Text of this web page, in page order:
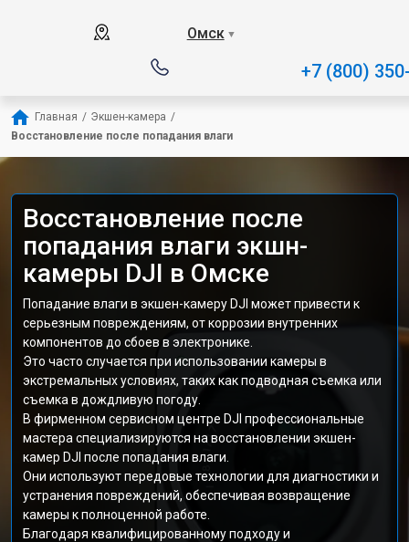
Омск ▼
+7 (800)
Главная / Экшен-камера /
Восстановление после попадания влаги
Восстановление после
попадания влаги экшн-
камеры DJI в Омске
Попадание влаги в экшен-камеру DJI может привести к
серьезным повреждениям, от коррозии внутренних
компонентов до сбоев в электронике.
Это часто случается при использовании камеры в
экстремальных условиях, таких как подводная съемка или
съемка в дождливую погоду.
В фирменном сервисном центре DJI профессиональные
мастера специализируются на восстановлении экшен-
камер DJI после попадания влаги.
Они используют передовые технологии для диагностики и
устранения повреждений, обеспечивая возвращение
камеры к полноценной работе.
Благодаря квалифицированному подходу и